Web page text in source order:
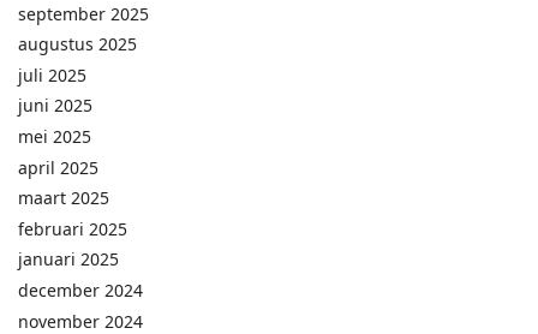
september 2025
augustus 2025
juli 2025
juni 2025
mei 2025
april 2025
maart 2025
februari 2025
januari 2025
december 2024
november 2024